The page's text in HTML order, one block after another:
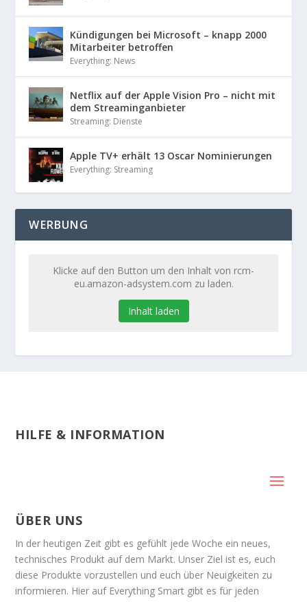
Kündigungen bei Microsoft – knapp 2000
Mitarbeiter betroffen
Everything: News
Netflix auf der Apple Vision Pro – nicht mit
dem Streaminganbieter
Streaming: Dienste
Apple TV+ erhält 13 Oscar Nominierungen
Everything: Streaming
WERBUNG
Klicke auf den Button um den Inhalt von rcm-
eu.amazon-adsystem.com zu laden.
Inhalt laden
HILFE & INFORMATION
ÜBER UNS
In der heutigen Zeit gibt es gefühlt jede Woche ein neues,
technisches Produkt auf dem Markt. Unser Ziel ist es, euch
diese Produkte vorzustellen und euch über Neuigkeiten zu
informieren. Hier auf Everything Smart gibt es für jeden